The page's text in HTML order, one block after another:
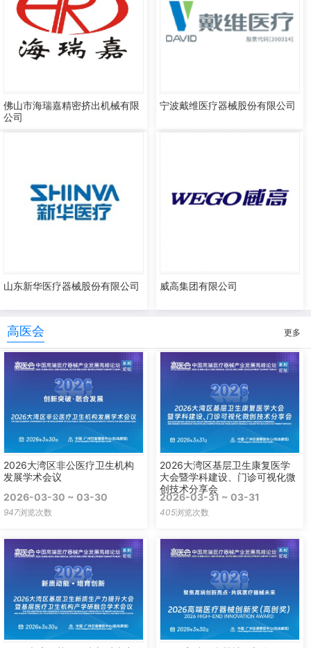
佛山市海瑞嘉精密挤出机械有限
公司
宁波戴维医疗器械股份有限公司
山东新华医疗器械股份有限公司 威高集团有限公司
高医会 更多
2026大湾区非公医疗卫生机构
发展学术会议
2026-03-30 ~ 03-30
947浏览次数
2026大湾区基层卫生康复医学
大会暨学科建设、门诊可视化微
创技术分享会
2026-03-31 ~ 03-31
405浏览次数